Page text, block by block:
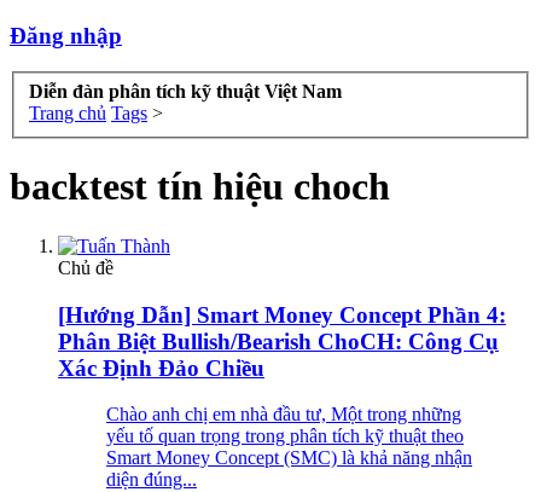
Đăng nhập
Diễn đàn phân tích kỹ thuật Việt Nam
Trang chủ Tags >
backtest tín hiệu choch
Chủ đề
[Hướng Dẫn] Smart Money Concept Phần 4:
Phân Biệt Bullish/Bearish ChoCH: Công Cụ
Xác Định Đảo Chiều
Chào anh chị em nhà đầu tư, Một trong những
yếu tố quan trọng trong phân tích kỹ thuật theo
Smart Money Concept (SMC) là khả năng nhận
diện đúng...